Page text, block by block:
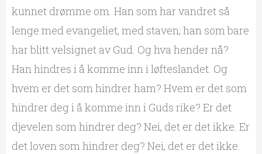
kunnet drømme om. Han som har vandret så
lenge med evangeliet, med staven; han som bare
har blitt velsignet av Gud. Og hva hender nå?
Han hindres i å komme inn i løfteslandet. Og
hvem er det som hindrer ham? Hvem er det som
hindrer deg i å komme inn i Guds rike? Er det
djevelen som hindrer deg? Nei, det er det ikke. Er
det loven som hindrer deg? Nei, det er det ikke.